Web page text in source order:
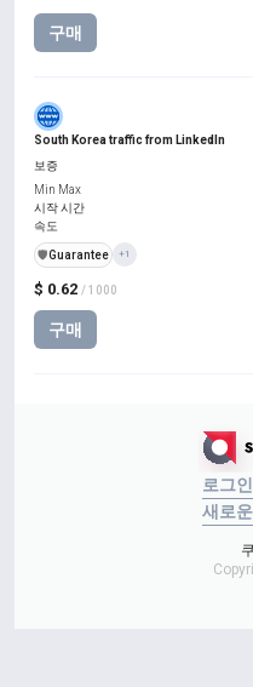
구매
South Korea traffic from LinkedIn
$ 0.62 / 1000
구매
보증
Min Max
시작 시간
속도
️🛡️Guarantee +1
로그인
새로